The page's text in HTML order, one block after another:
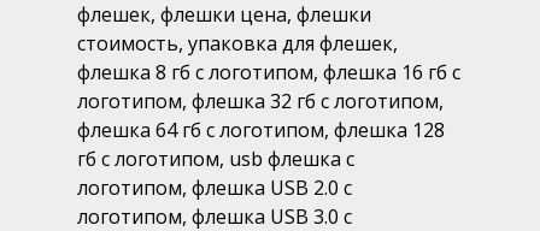
флешек, флешки цена, флешки
стоимость, упаковка для флешек,
флешка 8 гб с логотипом, флешка 16 гб с
логотипом, флешка 32 гб с логотипом,
флешка 64 гб с логотипом, флешка 128
гб с логотипом, usb флешка с
логотипом, флешка USB 2.0 с
логотипом, флешка USB 3.0 с